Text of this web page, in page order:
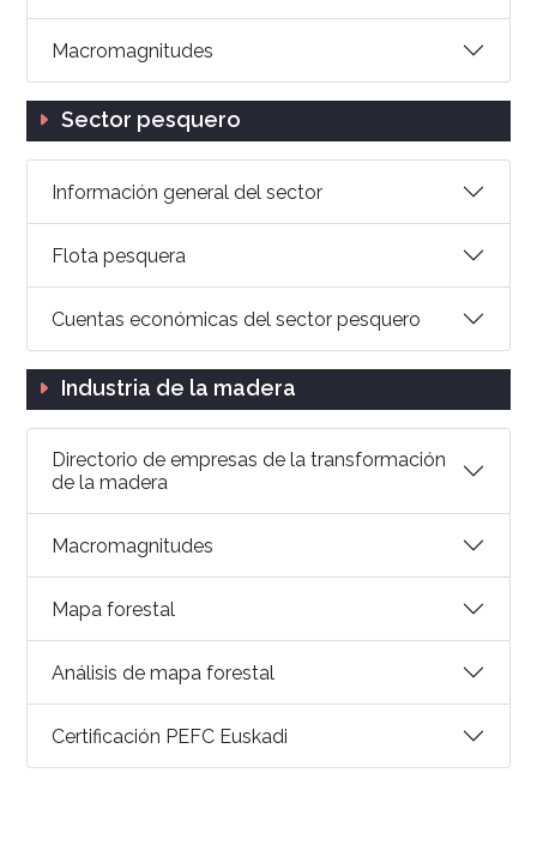
Macromagnitudes
Sector pesquero
Información general del sector
Flota pesquera
Cuentas económicas del sector pesquero
Industria de la madera
Directorio de empresas de la transformación
de la madera
Macromagnitudes
Mapa forestal
Análisis de mapa forestal
Certificación PEFC Euskadi